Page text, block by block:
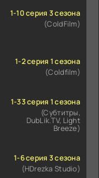
1-10 серия 3 сезона
(ColdFilm)
1-2 серия 1 сезона
(Coldfilm)
1-33 серия 1 сезона
(Субтитры,
DubLik.TV, Light
Breeze)
1-6 серия 3 сезона
(HDrezka Studio)